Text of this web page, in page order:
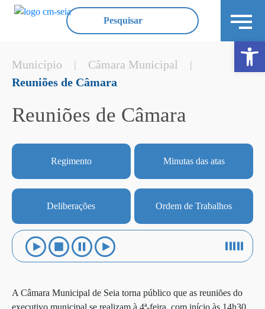
Município | Câmara Municipal |
Reuniões de Câmara
Reuniões de Câmara
Regimento Minutas das atas
Deliberações Ordem de Trabalhos
A Câmara Municipal de Seia torna público que as reuniões do